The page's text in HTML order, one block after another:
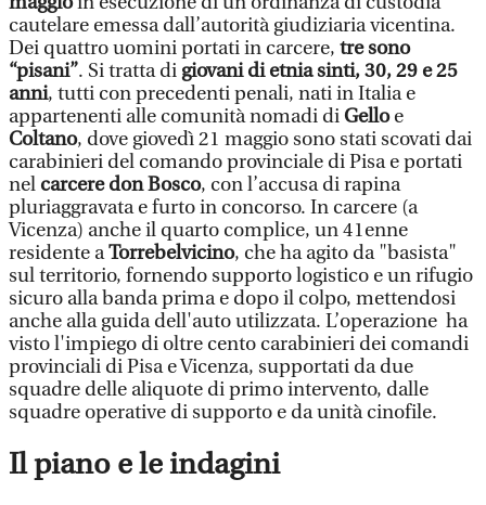
cautelare emessa dall’autorità giudiziaria vicentina.
Dei quattro uomini portati in carcere, tre sono
“pisani”. Si tratta di giovani di etnia sinti, 30, 29 e 25
anni, tutti con precedenti penali, nati in Italia e
appartenenti alle comunità nomadi diGelloe
Coltano, dove giovedì 21 maggio sono stati scovati dai
carabinieri del comando provinciale di Pisa e portati
nel carcere don Bosco, con l’accusa di rapina
pluriaggravata e furto in concorso. In carcere (a
Vicenza) anche il quarto complice, un 41enne
residente aTorrebelvicino, che ha agito da "basista"
sul territorio, fornendo supporto logistico e un rifugio
sicuro alla banda prima e dopo il colpo, mettendosi
anche alla guida dell'auto utilizzata. L’operazione ha
visto l'impiego di oltre cento carabinieri dei comandi
provinciali di Pisa e Vicenza, supportati da due
squadre delle aliquote di primo intervento, dalle
squadre operative di supporto e da unità cinofile.
Il piano e le indagini